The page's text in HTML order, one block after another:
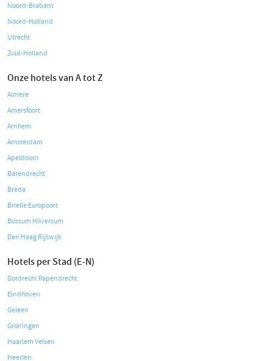
Noord-Brabant
Noord-Holland
Utrecht
Zuid-Holland
Onze hotels van A tot Z
Almere
Amersfoort
Arnhem
Amsterdam
Apeldoorn
Barendrecht
Breda
Brielle Europoort
Bussum Hilversum
Den Haag Rijswijk
Hotels per Stad (E-N)
Dordrecht Papendrecht
Eindhoven
Geleen
Groningen
Haarlem Velsen
Heerlen